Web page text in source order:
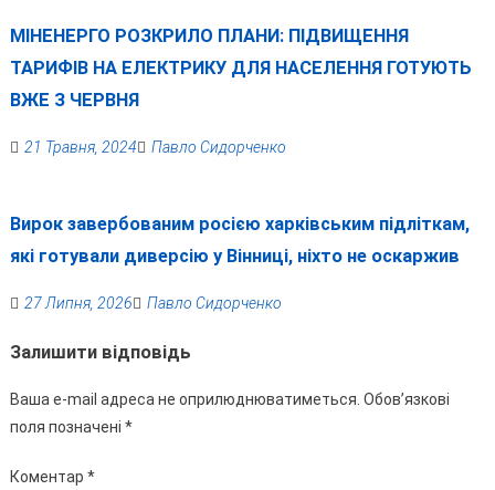
МІНЕНЕРГО РОЗКРИЛО ПЛАНИ: ПІДВИЩЕННЯ
ТАРИФІВ НА ЕЛЕКТРИКУ ДЛЯ НАСЕЛЕННЯ ГОТУЮТЬ
ВЖЕ З ЧЕРВНЯ
21 Травня, 2024 Павло Сидорченко
Вирок завербованим росією харківським підліткам,
які готували диверсію у Вінниці, ніхто не оскаржив
27 Липня, 2026 Павло Сидорченко
Залишити відповідь
Ваша e-mail адреса не оприлюднюватиметься. Обов’язкові
поля позначені *
Коментар *